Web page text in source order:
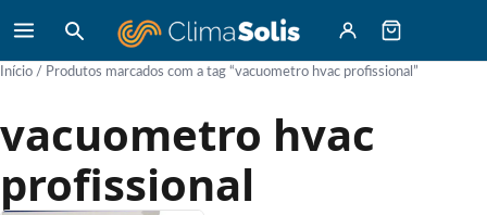
Início / Produtos marcados com a tag “vacuometro hvac profissional”
vacuometro hvac
profissional